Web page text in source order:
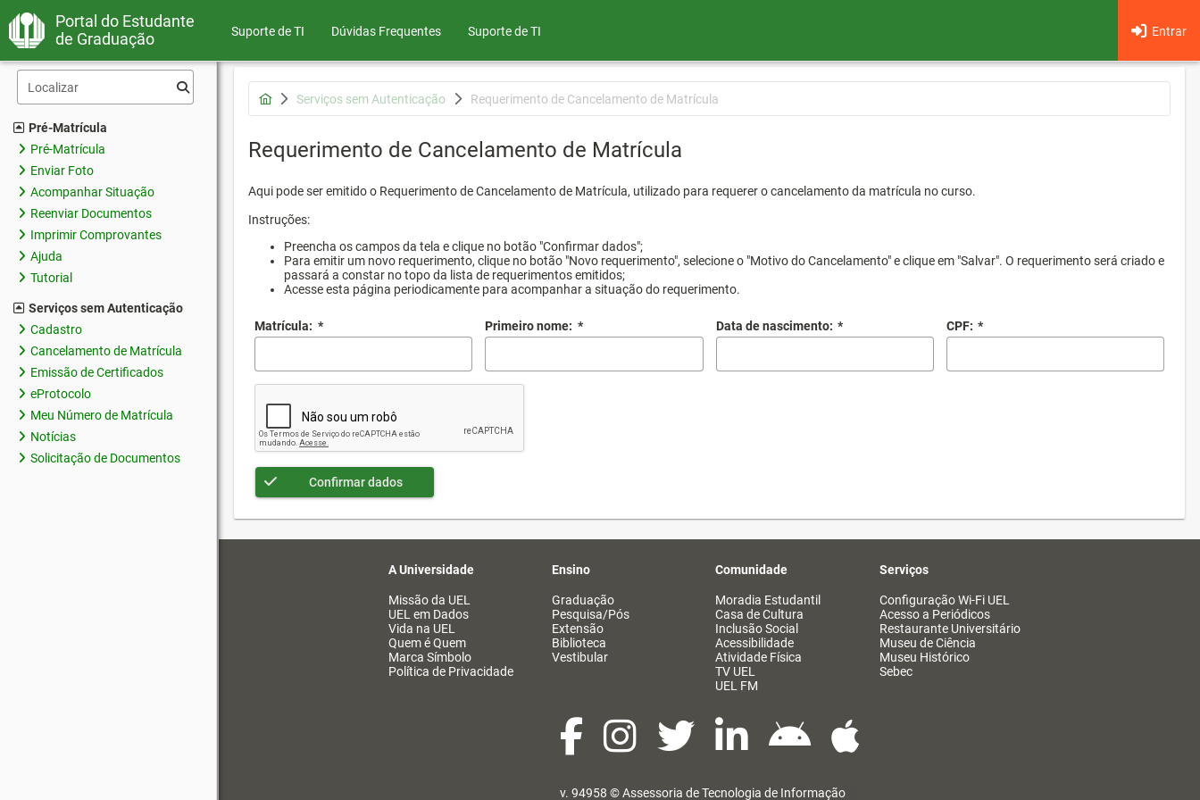
Portal do Estudante
de Graduação
Suporte de TI Dúvidas Frequentes Entrar
Suporte de TI
Pré-Matrícula
Pré-Matrícula
Enviar Foto
Acompanhar Situação
Reenviar Documentos
Imprimir Comprovantes
Ajuda
Tutorial
Serviços sem Autenticação
Cadastro
Cancelamento de Matrícula
Emissão de Certificados
eProtocolo
Meu Número de Matrícula
Notícias
Solicitação de Documentos
Serviços sem Autenticação Requerimento de Cancelamento de Matrícula
Requerimento de Cancelamento de Matrícula
Aqui pode ser emitido o Requerimento de Cancelamento de Matrícula, utilizado para requerer o cancelamento da matrícula no curso.
Instruções:
Preencha os campos da tela e clique no botão "Confirmar dados";
Para emitir um novo requerimento, clique no botão "Novo requerimento", selecione o "Motivo do Cancelamento" e clique em "Salvar". O requerimento será criado e
passará a constar no topo da lista de requerimentos emitidos;
Acesse esta página periodicamente para acompanhar a situação do requerimento.
Matrícula: * Primeiro nome: * Data de nascimento: * CPF: *
Confirmar dados
A Universidade
Missão da UEL
UEL em Dados
Vida na UEL
Quem é Quem
Marca Símbolo
Política de Privacidade
Ensino
Graduação
Pesquisa/Pós
Extensão
Biblioteca
Vestibular
Comunidade
Moradia Estudantil
Casa de Cultura
Inclusão Social
Acessibilidade
Atividade Física
TV UEL
UEL FM
Serviços
Configuração Wi-Fi UEL
Acesso a Periódicos
Restaurante Universitário
Museu de Ciência
Museu Histórico
Sebec
v. 94958 ©Assessoria de Tecnologia de Informação